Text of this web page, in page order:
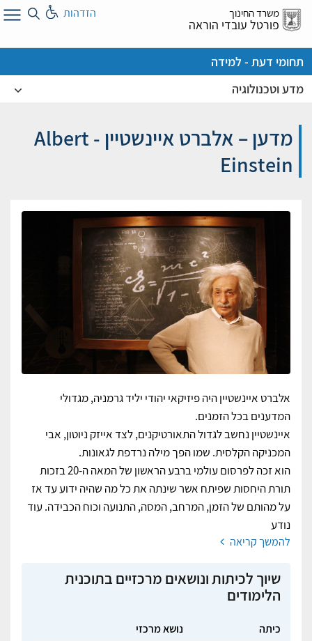
דלג
אל
משרד החינוך
פורטל עובדי הוראה
הזדהות
תחומי דעת - למידה
מדע וטכנולוגיה
מדען – אלברט איינשטיין - Albert
Einstein
אלברט איינשטיין היה פיזיקאי יהודי יליד גרמניה, מגדולי
המדענים בכל הזמנים.
איינשטיין נחשב לגדול התאורטיקנים, לצד אייזק ניוטון, אבי
המכניקה הקלסית. שמו הפך מילה נרדפת לגאונות.
הוא זכה לפרסום עולמי ברבע הראשון של המאה ה-20 בזכות
תורת היחסות שפיתח אשר שינתה את כל מה שהיה ידוע עד אז
על מהותם של הזמן, המרחב, המסה, התנועה וכוח הכבידה. עוד
נודע
להמשך קריאה
שיוך לכיתות ונושאים מרכזיים בתוכנית
הלימודים
כיתה
נושא מרכזי